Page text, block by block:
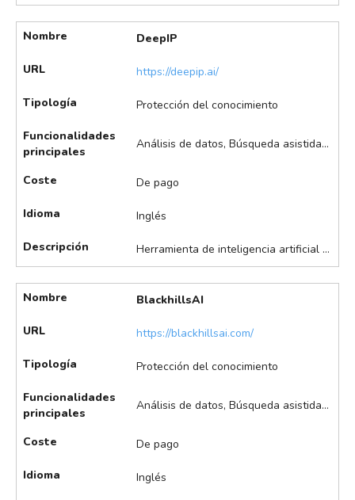
Nombre DeepIP
URL https://deepip.ai/
Tipología Protección del conocimiento
Funcionalidades
principales
Análisis de datos, Búsqueda asistida de patentes, Identificación de potenciales licenciatarios, Monitorización de competidores, Redacción asistida de patentes
Coste De pago
Idioma Inglés
Descripción Herramienta de inteligencia artificial para la búsqueda y análisis de patentes, orientada a la explotación y valorización de la propiedad intelectual. Destaca en búsqueda semántica de patentes, redacción asistida, análisis de carteras y tecnologías, identificación de oportunidades de licenciamiento y monitorización de competidores, entre otras.
Nombre BlackhillsAI
URL https://blackhillsai.com/
Tipología Protección del conocimiento
Funcionalidades
principales
Análisis de datos, Búsqueda asistida de patentes, Identificación de potenciales licenciatarios, Monitorización de competidores, Redacción asistida de patentes
Coste De pago
Idioma Inglés